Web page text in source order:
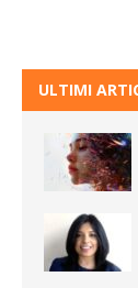
ULTIMI